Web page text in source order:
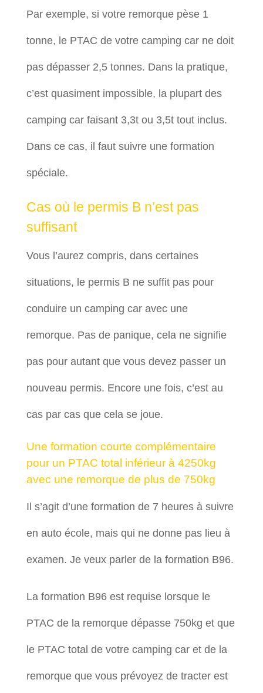
Par exemple, si votre remorque pèse 1
tonne, le PTAC de votre camping car ne doit
pas dépasser 2,5 tonnes. Dans la pratique,
c’est quasiment impossible, la plupart des
camping car faisant 3,3t ou 3,5t tout inclus.
Dans ce cas, il faut suivre une formation
spéciale.
Cas où le permis B n’est pas
suffisant
Vous l’aurez compris, dans certaines
situations, le permis B ne suffit pas pour
conduire un camping car avec une
remorque. Pas de panique, cela ne signifie
pas pour autant que vous devez passer un
nouveau permis. Encore une fois, c’est au
cas par cas que cela se joue.
Une formation courte complémentaire
pour un PTAC total inférieur à 4250kg
avec une remorque de plus de 750kg
Il s’agit d’une formation de 7 heures à suivre
en auto école, mais qui ne donne pas lieu à
examen. Je veux parler de la formation B96.
La formation B96 est requise lorsque le
PTAC de la remorque dépasse 750kg et que
le PTAC total de votre camping car et de la
remorque que vous prévoyez de tracter est